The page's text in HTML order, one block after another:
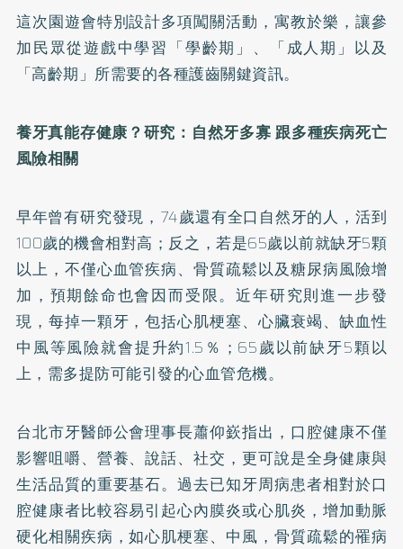
這次園遊會特別設計多項闖關活動，寓教於樂，讓參
加民眾從遊戲中學習「學齡期」、「成人期」以及
「高齡期」所需要的各種護齒關鍵資訊。
養牙真能存健康？研究：自然牙多寡 跟多種疾病死亡
風險相關
早年曾有研究發現，74歲還有全口自然牙的人，活到
100歲的機會相對高；反之，若是65歲以前就缺牙5顆
以上，不僅心血管疾病、骨質疏鬆以及糖尿病風險增
加，預期餘命也會因而受限。近年研究則進一步發
現，每掉一顆牙，包括心肌梗塞、心臟衰竭、缺血性
中風等風險就會提升約1.5％；65歲以前缺牙5顆以
上，需多提防可能引發的心血管危機。
台北市牙醫師公會理事長蕭仰嶔指出，口腔健康不僅
影響咀嚼、營養、說話、社交，更可說是全身健康與
生活品質的重要基石。過去已知牙周病患者相對於口
腔健康者比較容易引起心內膜炎或心肌炎，增加動脈
硬化相關疾病，如心肌梗塞、中風，骨質疏鬆的罹病